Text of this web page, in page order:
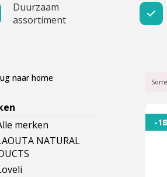
Huidtypes & Huidcondities
Voeding & Gezondheid
Cadeau
Travel size producten
Duurzaam
assortiment
naar home
merken
NATURAL
-